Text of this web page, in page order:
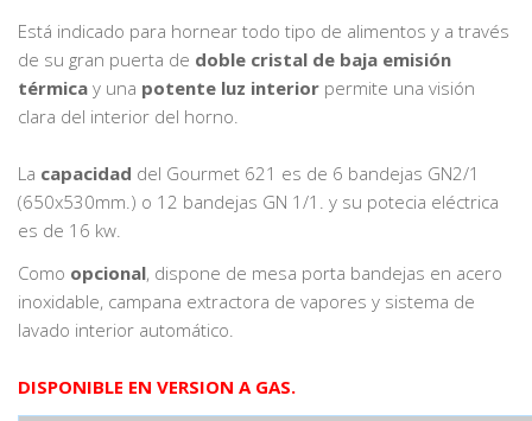
Está indicado para hornear todo tipo de alimentos y a través
de su gran puerta de doble cristal de baja emisión
térmica y una potente luz interior permite una visión
clara del interior del horno.
La capacidad del Gourmet 621 es de 6 bandejas GN2/1
(650x530mm.) o 12 bandejas GN 1/1. y su potecia eléctrica
es de 16 kw.
Como opcional, dispone de mesa porta bandejas en acero
inoxidable, campana extractora de vapores y sistema de
lavado interior automático.
DISPONIBLE EN VERSION A GAS.